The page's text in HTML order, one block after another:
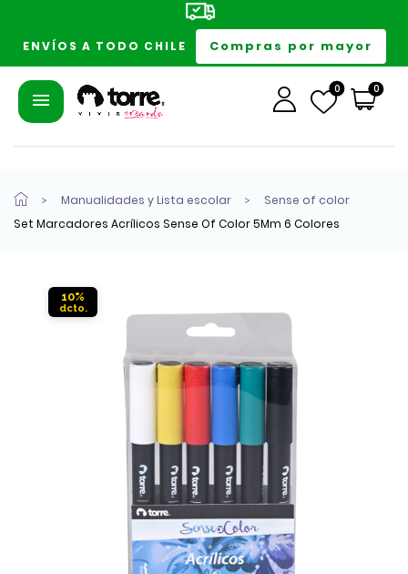
ENVÍOS A TODO CHILE Compras por mayor
0 0
Manualidades y Lista escolar
Sense of color
Set Marcadores Acrílicos Sense Of Color 5Mm 6 Colores
10%